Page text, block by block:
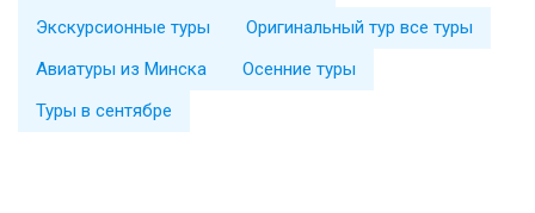
Экскурсионные туры
Оригинальный тур все туры
Авиатуры из Минска
Осенние туры
Туры в сентябре